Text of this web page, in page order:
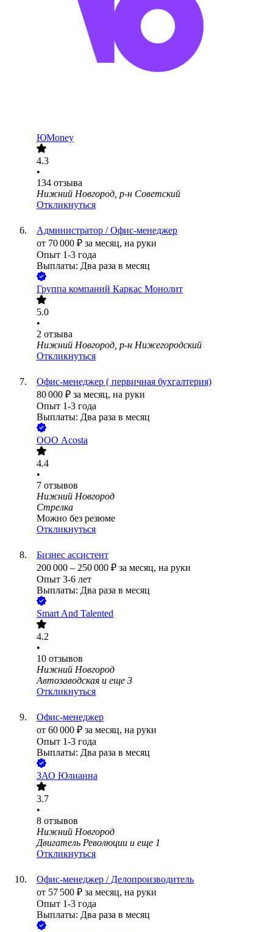
ЮMoney
4.3
•
134 отзыва
Нижний Новгород, р-н Советский
Откликнуться
Администратор / Офис-менеджер
от 70 000 ₽ за месяц, на руки
Опыт 1-3 года
Выплаты: Два раза в месяц
Группа компаний Каркас Монолит
5.0
•
2 отзыва
Нижний Новгород, р-н Нижегородский
Откликнуться
Офис-менеджер ( первичная бухгалтерия)
80 000 ₽ за месяц, на руки
Опыт 1-3 года
Выплаты: Два раза в месяц
ООО Acosta
4.4
•
7 отзывов
Нижний Новгород
Стрелка
Можно без резюме
Откликнуться
Бизнес ассистент
200 000 – 250 000 ₽ за месяц, на руки
Опыт 3-6 лет
Выплаты: Два раза в месяц
Smart And Talented
4.2
•
10 отзывов
Нижний Новгород
Автозаводская и еще 3
Откликнуться
Офис-менеджер
от 60 000 ₽ за месяц, на руки
Опыт 1-3 года
Выплаты: Два раза в месяц
ЗАО Юлианна
3.7
•
8 отзывов
Нижний Новгород
Двигатель Революции и еще 1
Откликнуться
Офис-менеджер / Делопроизводитель
от 57 500 ₽ за месяц, на руки
Опыт 1-3 года
Выплаты: Два раза в месяц